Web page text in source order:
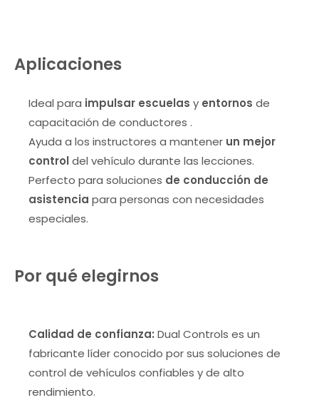
Aplicaciones
Ideal para impulsar escuelas y entornos de
capacitación de conductores .
Ayuda a los instructores a mantener un mejor
controldel vehículo durante las lecciones.
Perfecto para soluciones de conducción de
asistencia para personas con necesidades
especiales.
Por qué elegirnos
Calidad de confianza: Dual Controls es un
fabricante líder conocido por sus soluciones de
control de vehículos confiables y de alto
rendimiento.